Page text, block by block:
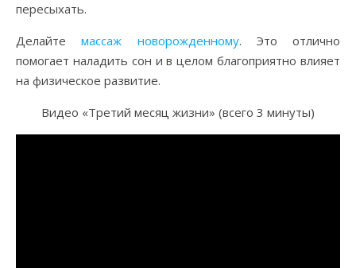
пересыхать.
Делайтемассаж новорожденному. Это отлично
помогает наладить сон и в целом благоприятно влияет
на физическое развитие.
Видео «Третий месяц жизни» (всего 3 минуты)